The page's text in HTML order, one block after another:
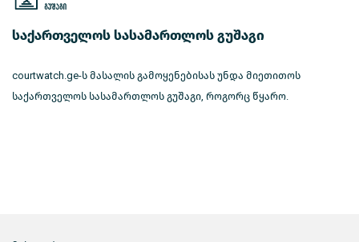
საქართველოს სასამართლოს გუშაგი
courtwatch.ge-ს მასალის გამოყენებისას უნდა მიეთითოს
საქართველოს სასამართლოს გუშაგი, როგორც წყარო.